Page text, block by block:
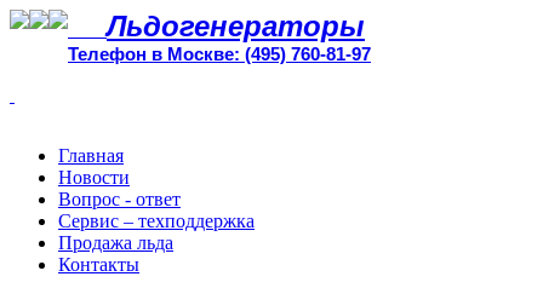
Льдогенераторы
Телефон в Москве: (495) 760-81-97
Главная
Новости
Вопрос - ответ
Сервис – техподдержка
Продажа льда
Контакты